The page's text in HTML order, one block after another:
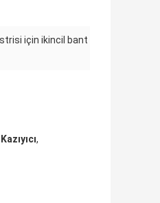
için ikincil bant
,